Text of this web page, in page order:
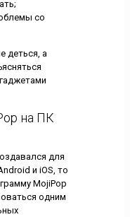
со
деться, а
на ПК
для
и iOS, то
MojiPop
одним